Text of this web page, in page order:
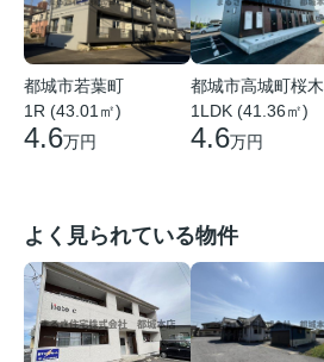
都城市若葉町
1R (43.01㎡)
4.6万円
都城市高城町桜木
1LDK (41.36㎡)
4.6万円
よく見られている物件